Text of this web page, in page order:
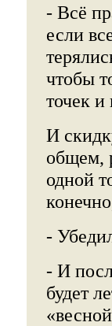
- Всё
если
чтобы
точек и
И
общем,
одной
-
- И
будет